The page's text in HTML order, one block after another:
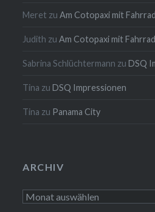
Meret zuAm Cotopaxi mit
Judith zuAm Cotopaxi mit
Sabrina Schlüchtermann zuDSQ
Tina zuDSQ Impressionen
Tina zu Panama City
ARCHIV
Archiv